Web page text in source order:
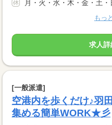
月・火・水・木・金・土
もっ
求人詳
[一般派遣]
空港内を歩くだけ♪羽
集める簡単WORK★彡